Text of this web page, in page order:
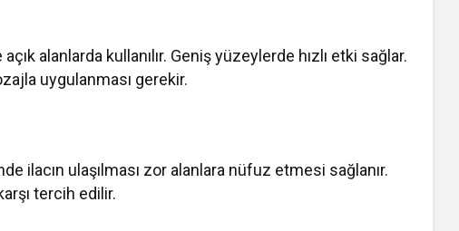
alanlarda kullanılır. Geniş yüzeylerde hızlı etki sağlar.
uygulanması gerekir.
ilacın ulaşılması zor alanlara nüfuz etmesi sağlanır.
tercih edilir.